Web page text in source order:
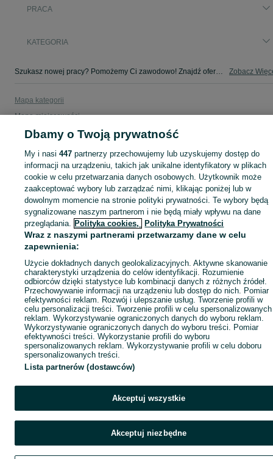
PRACA
KATEGORIA
Szukasz nowej pracy? Pomożemy Ci zawodowo! Znajdź ofertę dla siebie w kategorii Praca na OLX - Barcice Dolne i okolice! Zobacz
Mapa kategorii
Mapa miejscowości
Mapa ministron
Dbamy o Twoją prywatność
My i nasi447 partnerzy przechowujemy lub uzyskujemy dostęp do
informacji na urządzeniu, takich jak unikalne identyfikatory w plikach
cookie w celu przetwarzania danych osobowych. Użytkownik może
zaakceptować wybory lub zarządzać nimi, klikając poniżej lub w
dowolnym momencie na stronie polityki prywatności. Te wybory będą
sygnalizowane naszym partnerom i nie będą miały wpływu na dane
przeglądania. Polityka cookies, Polityka Prywatności
Wraz z naszymi partnerami przetwarzamy dane w celu
zapewnienia:
Użycie dokładnych danych geolokalizacyjnych. Aktywne skanowanie
charakterystyki urządzenia do celów identyfikacji. Rozumienie
odbiorców dzięki statystyce lub kombinacji danych z różnych źródeł.
Przechowywanie informacji na urządzeniu lub dostęp do nich. Pomiar
efektywności reklam. Rozwój i ulepszanie usług. Tworzenie profili w
celu personalizacji treści. Tworzenie profili w celu spersonalizowanych
reklam. Wykorzystywanie ograniczonych danych do wyboru reklam.
Wykorzystywanie ograniczonych danych do wyboru treści. Pomiar
efektywności treści. Wykorzystanie profili do wyboru
spersonalizowanych reklam. Wykorzystywanie profili w celu doboru
spersonalizowanych treści.
Lista partnerów (dostawców)
Akceptuj wszystkie
Akceptuj niezbędne